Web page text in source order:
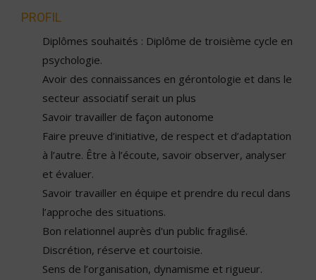
PROFIL
Diplômes souhaités : Diplôme de troisième cycle en
psychologie.
Avoir des connaissances en gérontologie et dans le
secteur associatif serait un plus
Savoir travailler de façon autonome
Faire preuve d’initiative, de respect et d’adaptation
à l’autre. Être à l’écoute, savoir observer, analyser
et évaluer.
Savoir travailler en équipe et prendre du recul dans
l’approche des situations.
Bon relationnel auprès d'un public fragilisé.
Discrétion, réserve et courtoisie.
Sens de l’organisation, dynamisme et rigueur.